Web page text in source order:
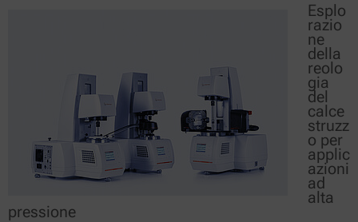
Esplo
razio
ne
della
reolo
gia
del
calce
struzz
o per
applic
azioni
ad
alta
pressione